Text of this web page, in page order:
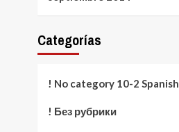
Categorías
! No category 10-2 Spanish
! Без рубрики